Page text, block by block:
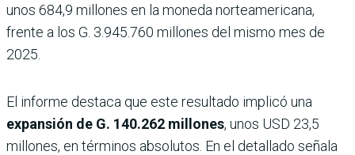
unos 684,9 millones en la moneda norteamericana,
frente a los G. 3.945.760 millones del mismo mes de
2025.
El informe destaca que este resultado implicó una
expansión de G. 140.262 millones, unos USD 23,5
millones, en términos absolutos. En el detallado señala